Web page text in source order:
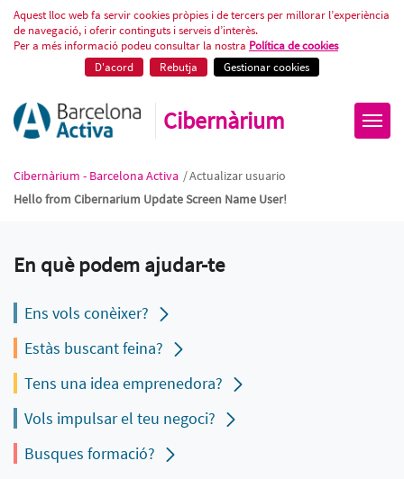
Actualizar usuario
Aquest lloc web fa servir cookies pròpies i de tercers per millorar l’experiència
de navegació, i oferir continguts i serveis d’interès.
Per a més informació podeu consultar la nostra Política de cookies
D'acord
Rebutja Gestionar cookies
Cibernàrium
Cibernàrium - Barcelona Activa /Actualizar usuario
Hello from Cibernarium Update Screen Name User!
En què podem ajudar-te
Ens vols conèixer?
Estàs buscant feina?
Tens una idea emprenedora?
Vols impulsar el teu negoci?
Busques formació?